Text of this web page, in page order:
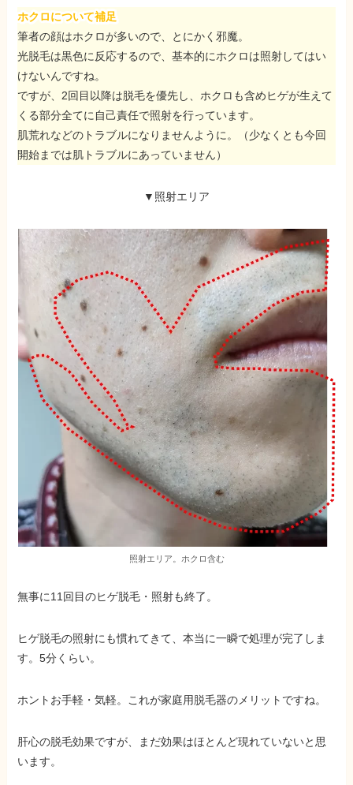
ホクロについて補足
筆者の顔はホクロが多いので、とにかく邪魔。
光脱毛は黒色に反応するので、基本的にホクロは照射してはい
けないんですね。
ですが、2回目以降は脱毛を優先し、 ホクロも含めヒゲが生えて
くる部分全てに自己責任で照射を行っています。
肌荒れなどのトラブルになりませんように。（少なくとも今回
開始までは肌トラブルにあっていません）
▼照射エリア
照射エリア。ホクロ含む
無事に11回目のヒゲ脱毛・照射も終了 。
ヒゲ脱毛の照射にも慣れてきて、本当に一瞬で処理が完了しま
す。5分くらい。
ホントお手軽・気軽。これが家庭用脱毛器のメリットですね。
肝心の脱毛効果ですが、まだ効果はほとんど現れていないと思
います。